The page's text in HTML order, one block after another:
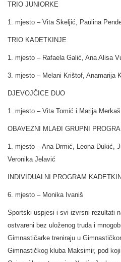
TRIO JUNIORKE
1. mjesto – Vita Skeljić, Paulina
TRIO KADETKINJE
1. mjesto – Rafaela Galić, Ana Alisa
3. mjesto – Melani Krištof, Anamarija
DJEVOJČICE DUO
1. mjesto – Vita Tomić i Marija Merkaš
OBAVEZNI MLAĐI GRUPNI
1. mjesto – Ana Drmić, Leona Đukić,
Veronika Jelavić
INDIVIDUALNI PROGRAM
6. mjesto – Monika Ivaniš
Sportski uspjesi i svi izvrsni rezultati
ostvareni bez uloženog truda i
Gimnastičarke treniraju u
Gimnastičkog kluba Maksimir, pod